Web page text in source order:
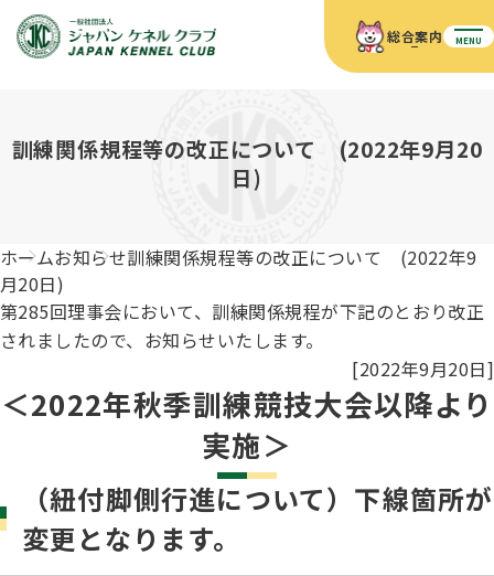
総合案内 MENU
JKCの活動内容
組織概要
JKCの歴史
血統証明書について
血統証明書の見かた
血統証明書・各種申請
血統証明書・所有者名義変更
子犬の申請について
ドッグショー 競技会スケジュール
FCIインターナショナルドッグショー開催のご案内
チャンピオンについて(ドッグショー・競技会)
犬種紹介
ジュニアハンドラーとは
JKC公認資格
JKC公認資格
「資格更新料の自動引落」のご利用について
トリマー
刊行物
刊行物のご案内
犬の健康管理手帳について
お知らせ 会員向け情報
ダウンロード FAQ
訓練関係規程等の改正について (2022年9月20
日)
ホームお知らせ訓練関係規程等の改正について (2022年9
月20日)
第285回理事会において、訓練関係規程が下記のとおり改正
されましたので、お知らせいたします。
[2022年9月20日]
＜2022年秋季訓練競技大会以降より
実施＞
（紐付脚側行進について）下線箇所が
変更となります。